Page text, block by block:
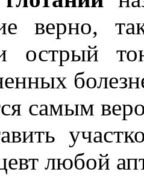
верно,
острый
самым
любой